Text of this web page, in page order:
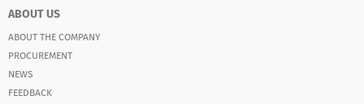
ABOUT US
ABOUT THE COMPANY
PROCUREMENT
NEWS
FEEDBACK